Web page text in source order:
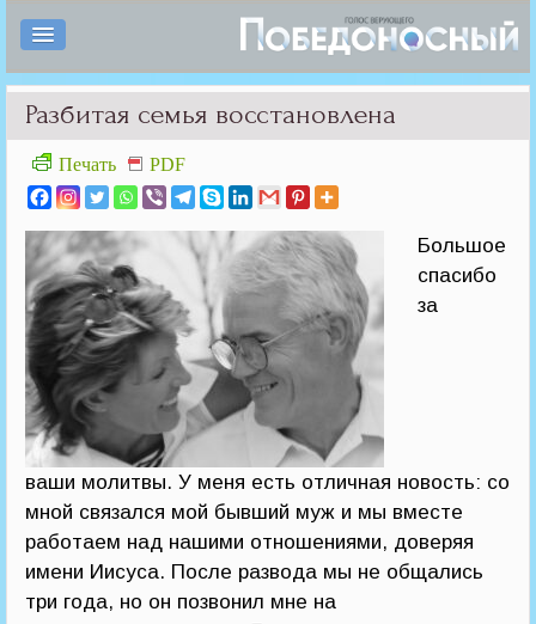
Разбитая семья восстановлена
Печать PDF
Большое
спасибо
за
ваши молитвы. У меня есть отличная новость: со
мной связался мой бывший муж и мы вместе
работаем над нашими отношениями, доверяя
имени Иисуса. После развода мы не общались
три года, но он позвонил мне на